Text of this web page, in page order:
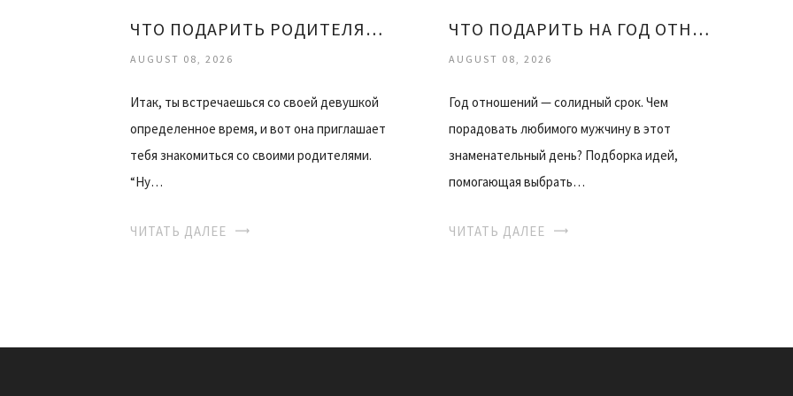
ЧТО ПОДАРИТЬ РОДИТЕЛЯМ ДЕВУШКИ
AUGUST 08, 2026
Итак, ты встречаешься со своей девушкой
определенное время, и вот она приглашает
тебя знакомиться со своими родителями.
“Ну…
ЧИТАТЬ ДАЛЕЕ
ЧТО ПОДАРИТЬ НА ГОД ОТНОШЕНИЙ ДЕВУШКЕ
AUGUST 08, 2026
Год отношений — солидный срок. Чем
порадовать любимого мужчину в этот
знаменательный день? Подборка идей,
помогающая выбрать…
ЧИТАТЬ ДАЛЕЕ